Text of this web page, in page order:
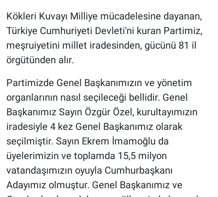
Kökleri Kuvayı Milliye mücadelesine dayanan,
Türkiye Cumhuriyeti Devleti'ni kuran Partimiz,
meşruiyetini millet iradesinden, gücünü 81 il
örgütünden alır.
Partimizde Genel Başkanımızın ve yönetim
organlarının nasıl seçileceği bellidir. Genel
Başkanımız Sayın Özgür Özel, kurultayımızın
iradesiyle 4 kez Genel Başkanımız olarak
seçilmiştir. Sayın Ekrem İmamoğlu da
üyelerimizin ve toplamda 15,5 milyon
vatandaşımızın oyuyla Cumhurbaşkanı
Adayımız olmuştur. Genel Başkanımız ve